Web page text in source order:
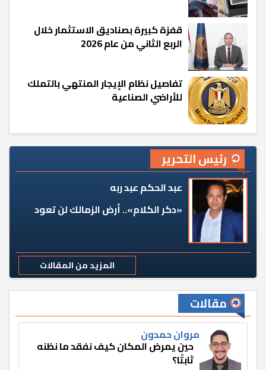
قفزة كبيرة بصناديق الاستثمار خلال
الربع الثاني من عام 2026
تفاصيل نظام الإيجار المنتهي بالتملك
للأراضي الصناعية
رئيس التحرير
عبد الحكم عبد ربه
«دكر الكلام».. أرض الزمالك لن تعود
المزيد من المقالات
مقالات
مروان حمدون
حين يمرض المكان كيف نفقد ما نظنه
ثابتًا؟